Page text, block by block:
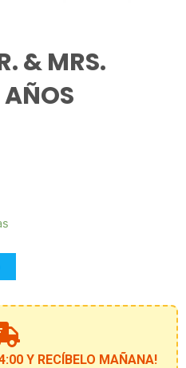
& MRS.
Y RECÍBELO MAÑANA!